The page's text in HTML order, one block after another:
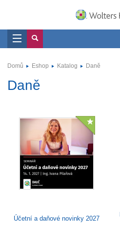
Domů Eshop Katalog Daně
Daně
Účetní a daňové novinky 2027